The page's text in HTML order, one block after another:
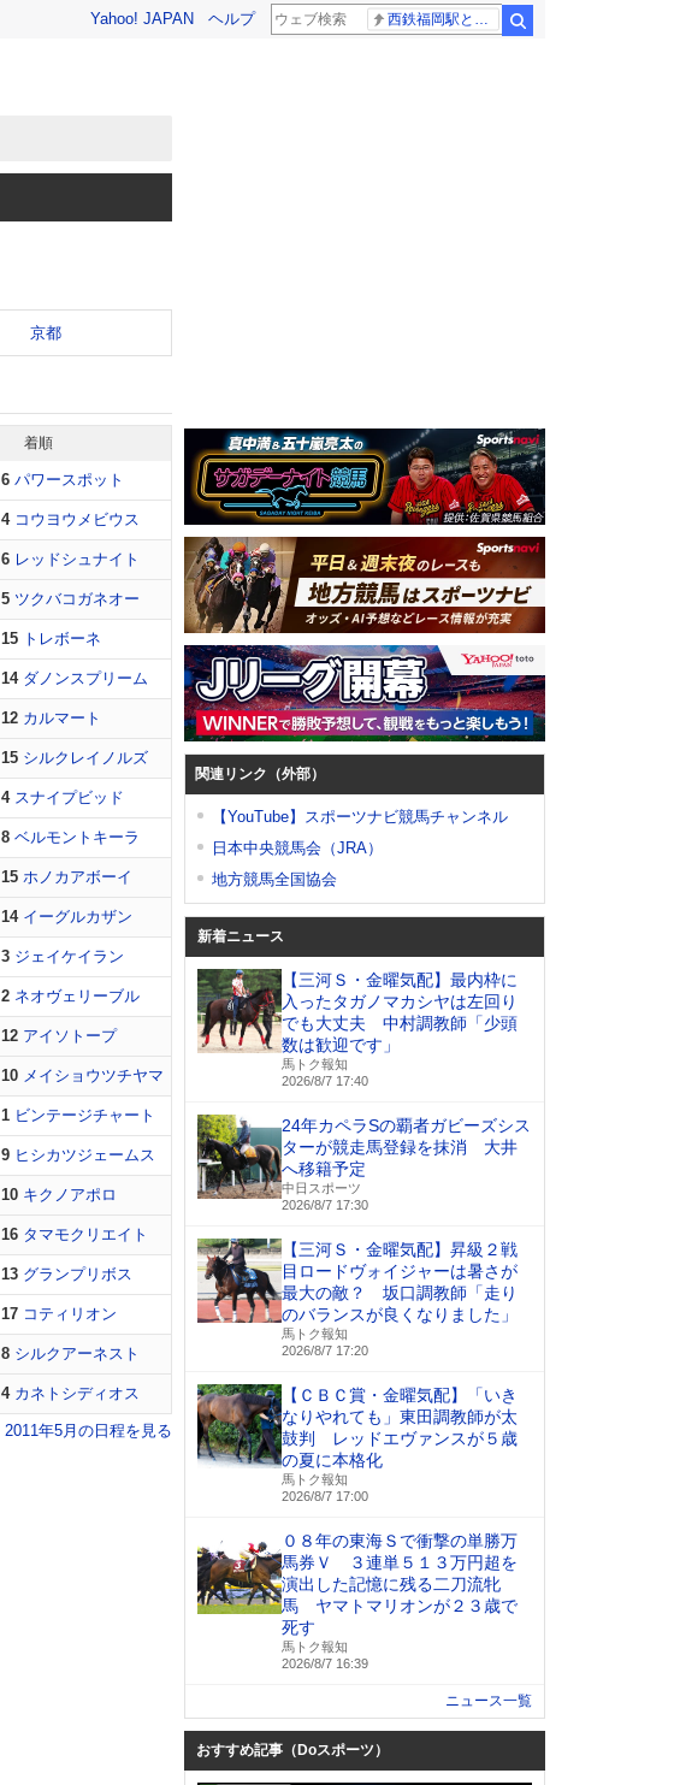
Yahoo! JAPAN ヘルプ
京都
着順
6 パワースポット
4 コウヨウメビウス
6 レッドシュナイト
5 ツクバコガネオー
15 トレボーネ
14 ダノンスプリーム
12 カルマート
15 シルクレイノルズ
4 スナイプビッド
8 ベルモントキーラ
15 ホノカアボーイ
14 イーグルカザン
3 ジェイケイラン
2 ネオヴェリーブル
12 アイソトープ
10 メイショウツチヤマ
1 ビンテージチャート
9 ヒシカツジェームス
10 キクノアポロ
16 タマモクリエイト
13 グランプリボス
17 コティリオン
8 シルクアーネスト
4 カネトシディオス
2011年5月の日程を見る
関連リンク（外部）
【YouTube】スポーツナビ競馬チャンネル
日本中央競馬会（JRA）
地方競馬全国協会
新着ニュース
【三河Ｓ・金曜気配】最内枠に
入ったタガノマカシヤは左回り
でも大丈夫 中村調教師「少頭
数は歓迎です」
馬トク報知
2026/8/7 17:40
24年カペラSの覇者ガビーズシス
ターが競走馬登録を抹消 大井
へ移籍予定
中日スポーツ
2026/8/7 17:30
【三河Ｓ・金曜気配】昇級２戦
目ロードヴォイジャーは暑さが
最大の敵？ 坂口調教師「走り
のバランスが良くなりました」
馬トク報知
2026/8/7 17:20
【ＣＢＣ賞・金曜気配】「いき
なりやれても」東田調教師が太
鼓判 レッドエヴァンスが５歳
の夏に本格化
馬トク報知
2026/8/7 17:00
０８年の東海Ｓで衝撃の単勝万
馬券Ｖ ３連単５１３万円超を
演出した記憶に残る二刀流牝
馬 ヤマトマリオンが２３歳で
死す
馬トク報知
2026/8/7 16:39
ニュース一覧
おすすめ記事（Doスポーツ）